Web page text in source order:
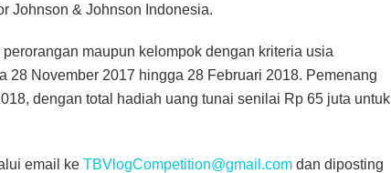
Johnson & Johnson Indonesia.
maupun kelompok dengan kriteria usia
28 November 2017 hingga 28 Februari 2018. Pemenang
dengan total hadiah uang tunai senilai Rp 65 juta untuk
email ke TBVlogCompetition@gmail.com dan diposting